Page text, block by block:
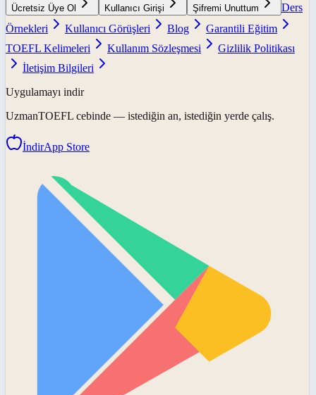
Ücretsiz Üye Ol Kullanıcı Girişi Şifremi Unuttum
Ders
Örnekleri
Kullanıcı Görüşleri Blog
Garantili Eğitim
TOEFL Kelimeleri
Kullanım Sözleşmesi
Gizlilik Politikası
İletişim Bilgileri
Uygulamayı indir
UzmanTOEFL cebinde — istediğin an, istediğin yerde çalış.
İndirApp Store